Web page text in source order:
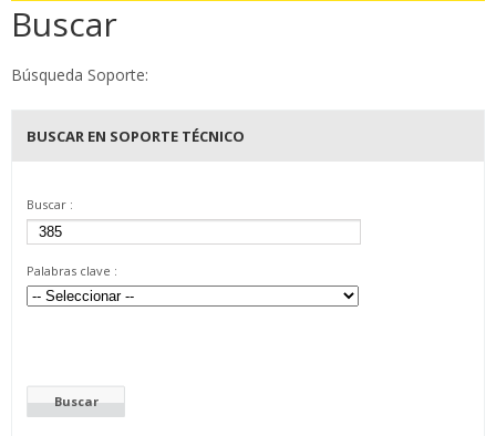
Buscar
Búsqueda Soporte:
BUSCAR EN SOPORTE TÉCNICO
Buscar :
Palabras clave :